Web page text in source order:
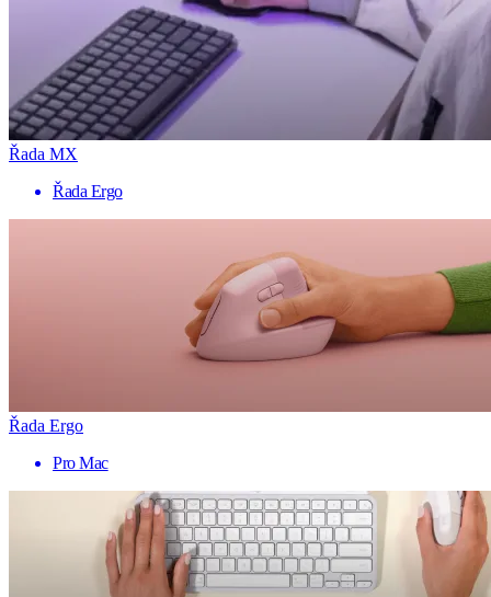
Řada MX
Řada Ergo
Řada Ergo
Pro Mac